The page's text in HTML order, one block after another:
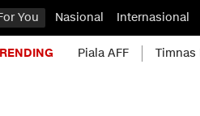
You Nasional Internasional
Piala AFF Timnas